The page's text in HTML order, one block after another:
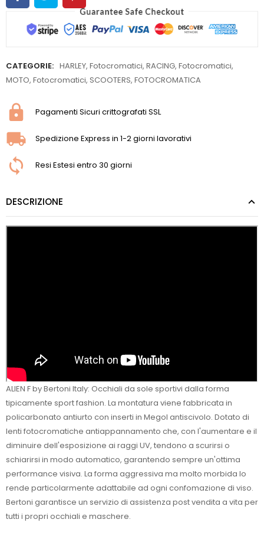
CATEGORIE: HARLEY, Fotocromatici, RACING, Fotocromatici,
MOTO, Fotocromatici, SCOOTERS, FOTOCROMATICA
Pagamenti Sicuri crittografati SSL
Spedizione Express in 1-2 giorni lavorativi
Resi Estesi entro 30 giorni
DESCRIZIONE
ALIEN F by Bertoni Italy: Occhiali da sole sportivi dalla forma
tipicamente sport fashion. La montatura viene fabbricata in
policarbonato antiurto con inserti in Megol antiscivolo. Dotato di
lenti fotocromatiche antiappannamento che, con l'aumentare e il
diminuire dell'esposizione ai raggi UV, tendono a scurirsi o
schiarirsi in modo automatico, garantendo sempre un'ottima
performance visiva. La forma aggressiva ma molto morbida lo
rende particolarmente adattabile ad ogni confomazione di viso.
Bertoni garantisce un servizio di assistenza post vendita a vita per
tutti i propri occhiali e maschere.